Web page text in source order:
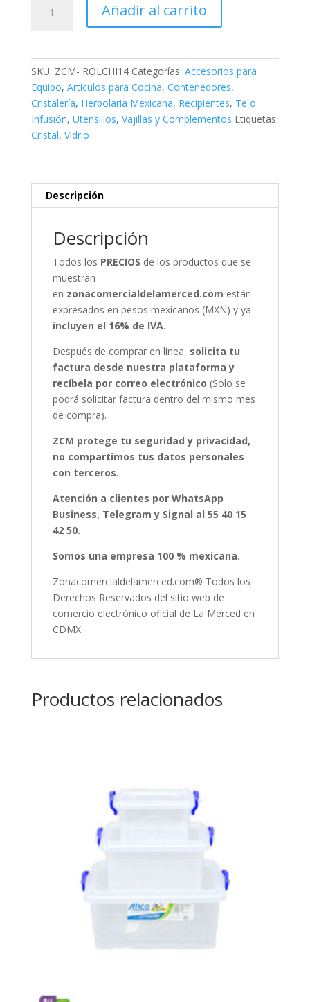
1100
ml
cantidad
Añadir al carrito
SKU: ZCM- ROLCHI14 Categorías: Accesorios para
Equipo, Artículos para Cocina, Contenedores,
Cristalería, Herbolaria Mexicana, Recipientes, Te o
Infusión, Utensilios, Vajillas y Complementos Etiquetas:
Cristal, Vidrio
Descripción
Descripción
Todos los PRECIOS de los productos que se
muestran
en zonacomercialdelamerced.com están
expresados en pesos mexicanos (MXN) y ya
incluyen el 16% de IVA.
Después de comprar en línea, solicita tu
factura desde nuestra plataforma y
recíbela por correo electrónico (Solo se
podrá solicitar factura dentro del mismo mes
de compra).
ZCM protege tu seguridad y privacidad,
no compartimos tus datos personales
con terceros.
Atención a clientes por WhatsApp
Business, Telegram y Signal al 55 40 15
42 50.
Somos una empresa 100 % mexicana.
Zonacomercialdelamerced.com® Todos los
Derechos Reservados del sitio web de
comercio electrónico oficial de La Merced en
CDMX.
Productos relacionados